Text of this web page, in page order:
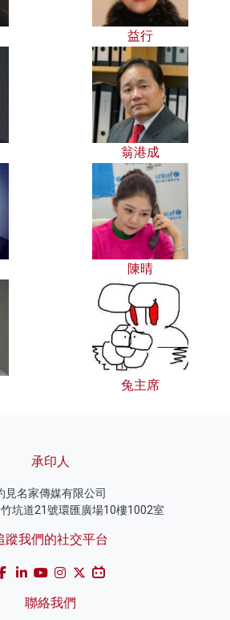
益行
翁港成
陳晴
兔主席
承印人
見名家傳媒有限公司
坑道21號環匯廣場10樓1002室
蹤我們的社交平台
聯絡我們